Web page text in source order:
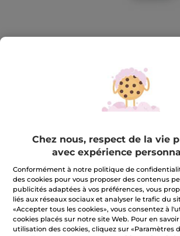
Un rituel parfumé au Monoï pour
parfumer
★★★★★
★★★★★
étoiles.
les
sur
Monoï
Corps
&
Mains
(1824)
m'avertir de la
Paiement sécurisé
Satisfait ou remboursé
Chez nous, respect de la vie
avec expérience
Conformément à notre politique de
des cookies pour vous proposer des contenus
publicités adaptées à vos préférences, vous
liés aux réseaux sociaux et analyser le trafic du
«Accepter tous les cookies», vous consentez à
cookies placés sur notre site Web. Pour en
utilisation des cookies, cliquez sur «Paramètres